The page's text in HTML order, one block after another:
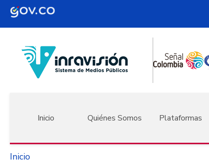
Pasar al contenido principal
Inicio Quiénes Somos Plataformas
Inicio